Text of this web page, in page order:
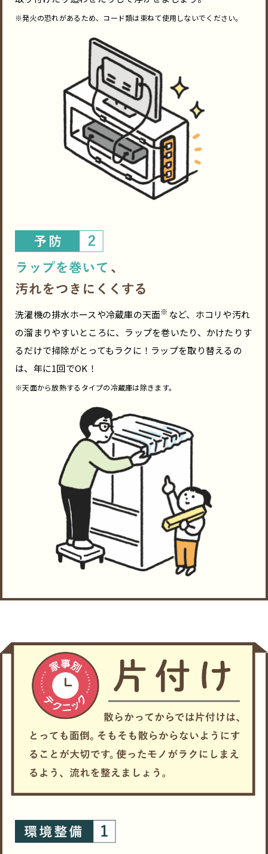
※発火の恐れがあるため、コード類は束ねて使用しないでください。
洗濯機の排水ホースや冷蔵庫の天面※ など、ホコリや汚れ
の溜まりやすいところに、ラップを巻いたり、かけたりす
るだけで掃除がとってもラクに！ラップを取り替えるの
は、年に1回でOK！
※天面から放熱するタイプの冷蔵庫は除きます。